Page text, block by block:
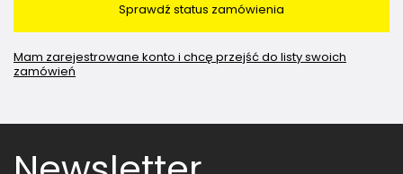
Sprawdź status zamówienia
Mam zarejestrowane konto i chcę przejść do listy swoich
zamówień